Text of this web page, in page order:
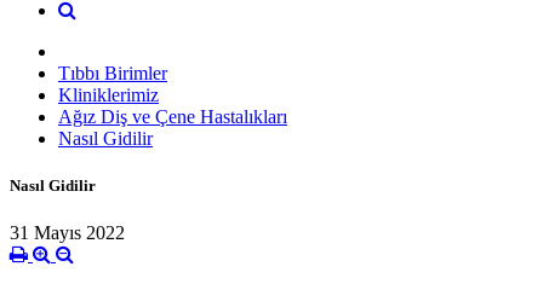
Tıbbı Birimler
Kliniklerimiz
Ağız Diş ve Çene Hastalıkları
Nasıl Gidilir
Nasıl Gidilir
31 Mayıs 2022